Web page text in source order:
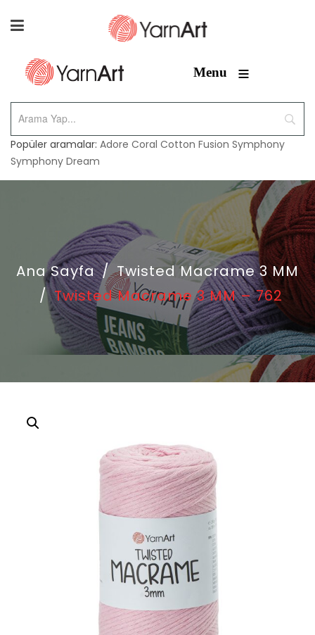
Menu ≡
Popüler aramalar: Adore Coral Cotton Fusion Symphony
Symphony Dream
Ana Sayfa / Twisted Macrame 3 MM
/ Twisted Macrame 3 MM – 762